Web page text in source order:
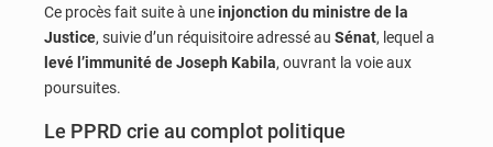
Ce procès fait suite à uneinjonction du ministre de la
Justice, suivie d’un réquisitoire adressé au Sénat, lequel a
levé l’immunité de Joseph Kabila, ouvrant la voie aux
poursuites.
Le PPRD crie au complot politique